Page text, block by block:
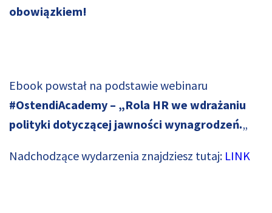
obowiązkiem!
Ebook powstał na podstawie webinaru
#OstendiAcademy – „Rola HR we wdrażaniu
polityki dotyczącej jawności wynagrodzeń.„
Nadchodzące wydarzenia znajdziesz tutaj: LINK